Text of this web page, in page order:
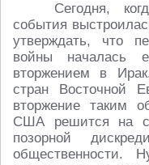
Сегодня,
события
утверждать, что
войны началась
вторжением в
стран Восточной
вторжение таким
США решится на
позорной
общественности.